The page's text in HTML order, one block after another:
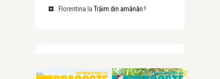
Florentina la Trăim din amânări !